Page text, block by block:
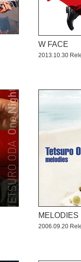
W FACE
2013.10.30
MELODIES
2006.09.20